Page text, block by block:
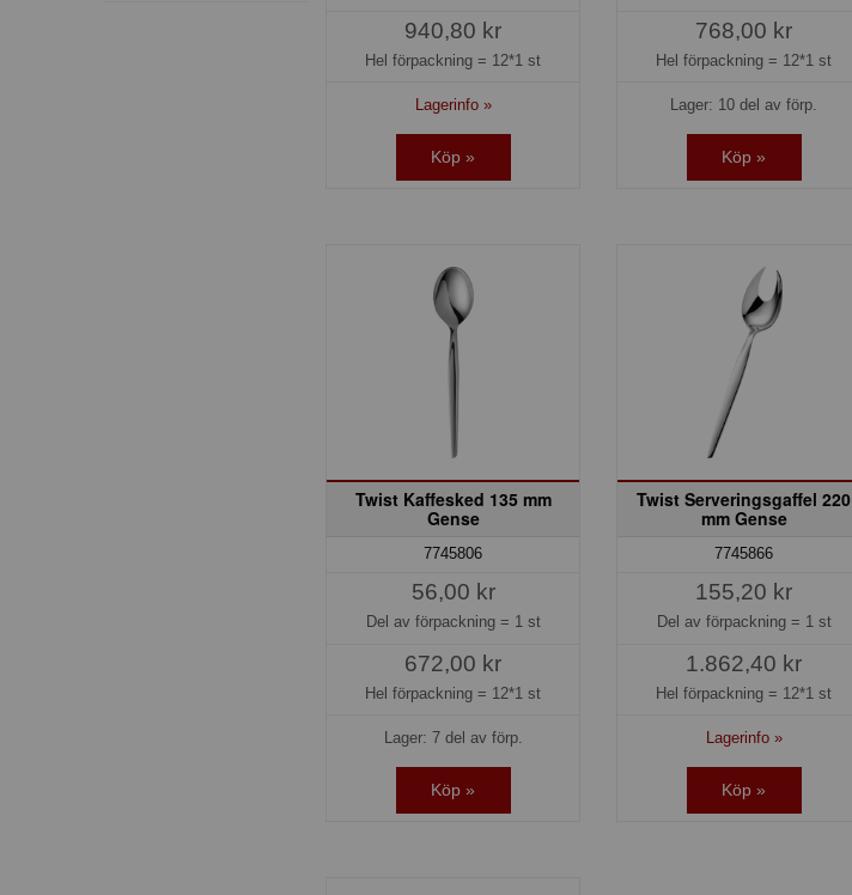
940,80 kr
Hel förpackning = 12*1 st
Lagerinfo »
Köp »
768,00 kr
Hel förpackning = 12*1 st
Lager: 10 del av förp.
Köp »
Twist Kaffesked 135 mm
Gense
7745806
56,00 kr
Del av förpackning = 1 st
672,00 kr
Hel förpackning = 12*1 st
Lager: 7 del av förp.
Köp »
Twist Serveringsgaffel 220
mm Gense
7745866
155,20 kr
Del av förpackning = 1 st
1.862,40 kr
Hel förpackning = 12*1 st
Lagerinfo »
Köp »